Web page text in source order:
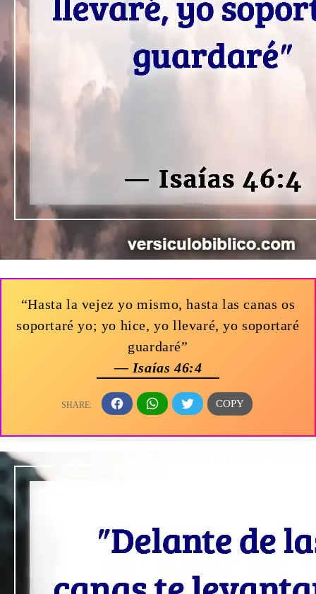
“Hasta la vejez yo mismo, hasta las canas os
soportaré yo; yo hice, yo llevaré, yo soportaré
guardaré”
— Isaías 46:4